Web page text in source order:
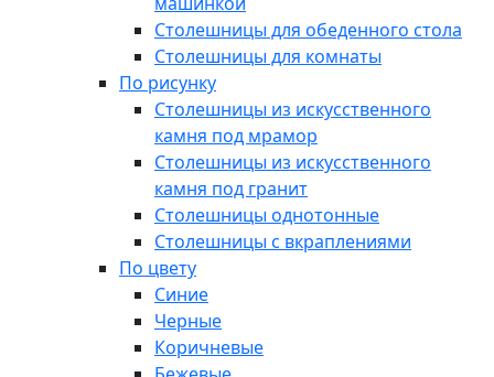
Столешницы для обеденного стола
Столешницы для комнаты
По рисунку
Столешницы из искусственного
камня под мрамор
Столешницы из искусственного
камня под гранит
Столешницы однотонные
Столешницы с вкраплениями
По цвету
Синие
Черные
Коричневые